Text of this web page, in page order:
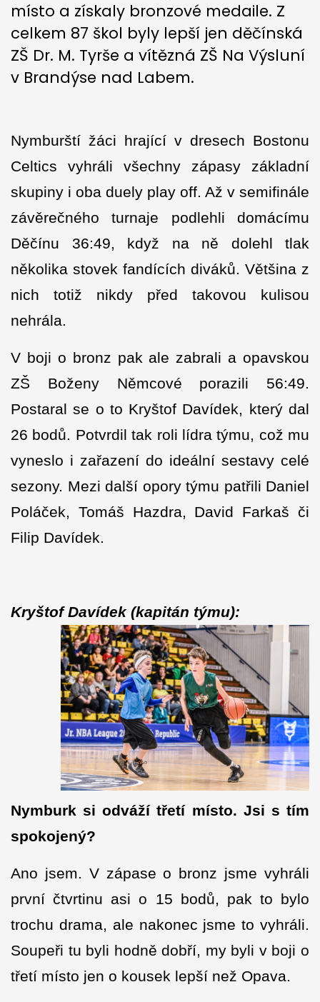
místo a získaly bronzové medaile. Z
celkem 87 škol byly lepší jen děčínská
ZŠ Dr. M. Tyrše a vítězná ZŠ Na Výsluní
v Brandýse nad Labem.
Nymburští žáci hrající v dresech Bostonu
Celtics vyhráli všechny zápasy základní
skupiny i oba duely play off. Až v semifinále
závěrečného turnaje podlehli domácímu
Děčínu 36:49, když na ně dolehl tlak
několika stovek fandících diváků. Většina z
nich totiž nikdy před takovou kulisou
nehrála.
V boji o bronz pak ale zabrali a opavskou
ZŠ Boženy Němcové porazili 56:49.
Postaral se o to Kryštof Davídek, který dal
26 bodů. Potvrdil tak roli lídra týmu, což mu
vyneslo i zařazení do ideální sestavy celé
sezony. Mezi další opory týmu patřili Daniel
Poláček, Tomáš Hazdra, David Farkaš či
Filip Davídek.
Kryštof Davídek (kapitán týmu):
Nymburk si odváží třetí místo. Jsi s tím
spokojený?
Ano jsem. V zápase o bronz jsme vyhráli
první čtvrtinu asi o 15 bodů, pak to bylo
trochu drama, ale nakonec jsme to vyhráli.
Soupeři tu byli hodně dobří, my byli v boji o
třetí místo jen o kousek lepší než Opava.